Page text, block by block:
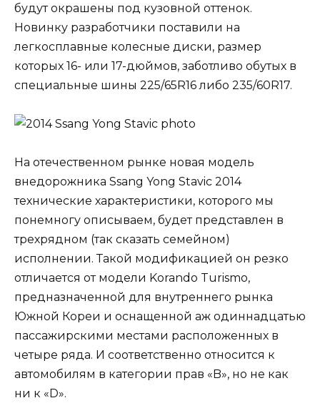
будут окрашены под кузовной оттенок.
Новинку разработчики поставили на
легкосплавные колесные диски, размер
которых 16- или 17-дюймов, заботливо обутых в
специальные шины 225/65R16 либо 235/60R17.
На отечественном рынке новая модель
внедорожника Ssang Yong Stavic 2014
технические характеристики, которого мы
понемногу описываем, будет представлен в
трехрядном (так сказать семейном)
исполнении. Такой модификацией он резко
отличается от модели Korando Turismo,
предназначенной для внутреннего рынка
Южной Кореи и оснащенной аж одиннадцатью
пассажирскими местами расположенных в
четыре ряда. И соответственно относится к
автомобилям в категории прав «B», но не как
ни к «D».